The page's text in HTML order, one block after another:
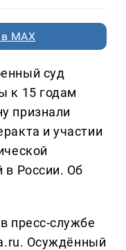
MAX
суд
к 15 годам
признали
и участии
в России. Об
пресс-службе
Осуждённый